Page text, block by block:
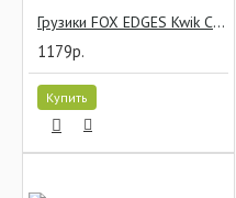
Грузики FOX EDGES Kwik Change Pop Up Weights AAA для огрузки поводка
1179р.
Купить